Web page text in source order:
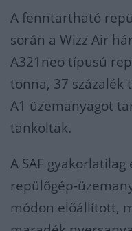
A fenntartható
során a Wizz Air
A321neo típusú
tonna, 37 százalék
A1 üzemanyagot
tankoltak.
A SAF
repülőgép-
módon előállított,